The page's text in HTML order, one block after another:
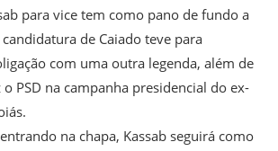
para vice tem como pano de fundo a
de Caiado teve para
com uma outra legenda, além de
PSD na campanha presidencial do ex-
na chapa, Kassab seguirá como